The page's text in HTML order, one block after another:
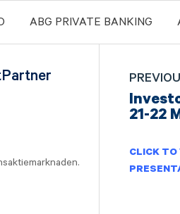
ABG PRIVATE BANKING
21-22
CLICK TO